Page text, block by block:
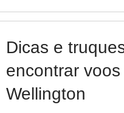
Dicas e
encontrar
Wellington